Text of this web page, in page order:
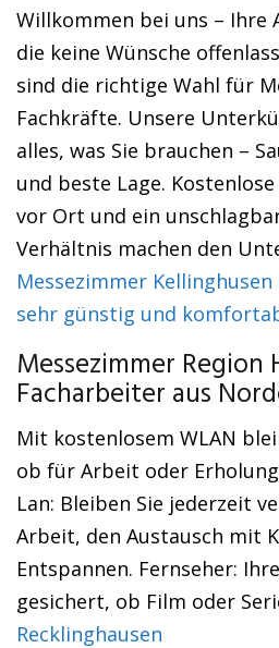
Willkommen bei uns – Ihre
die keine Wünsche
sind die richtige Wahl für
Fachkräfte. Unsere
alles, was Sie brauchen –
und beste Lage.
vor Ort und ein
Verhältnis machen den
Messezimmer
sehr günstig und
Messezimmer
Facharbeiter aus
Mit kostenlosem WLAN
ob für Arbeit oder
Lan: Bleiben Sie jederzeit
Arbeit, den Austausch mit
Entspannen. Fernseher:
gesichert, ob Film oder
Recklinghausen